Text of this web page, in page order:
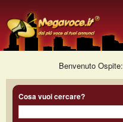
Benvenuto Ospite:
Cosa vuoi cercare?